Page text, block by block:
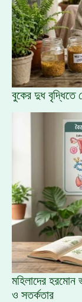
বুকের দুধ বৃদ্ধিতে
মহিলাদের হরমোন
ও সতর্কতার